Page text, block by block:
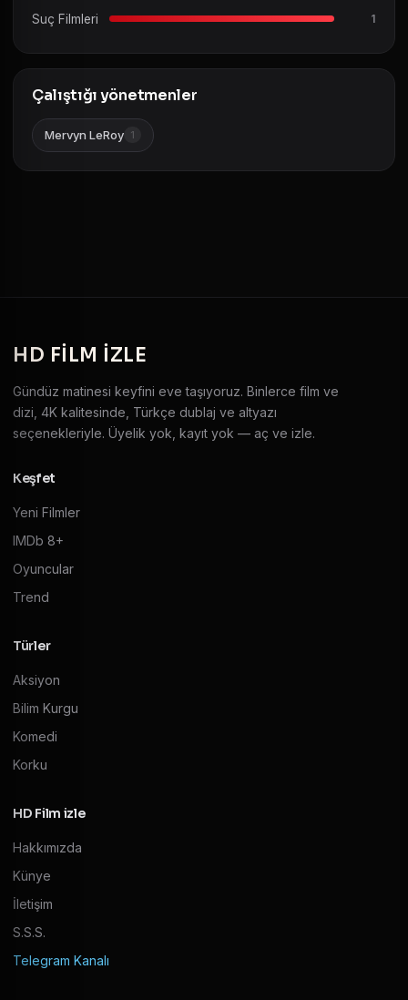
Suç Filmleri 1
Çalıştığı yönetmenler
Mervyn LeRoy 1
HD FILM IZLE
Gündüz matinesi keyfini eve taşıyoruz. Binlerce film ve
dizi, 4K kalitesinde, Türkçe dublaj ve altyazı
seçenekleriyle. Üyelik yok, kayıt yok — aç ve izle.
Keşfet
Yeni Filmler
IMDb 8+
Oyuncular
Trend
Türler
Aksiyon
Bilim Kurgu
Komedi
Korku
HD Film izle
Hakkımızda
Künye
İletişim
S.S.S.
Telegram Kanalı